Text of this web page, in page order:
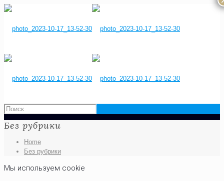
Без рубрики
Home
Без рубрики
Мы используем cookie